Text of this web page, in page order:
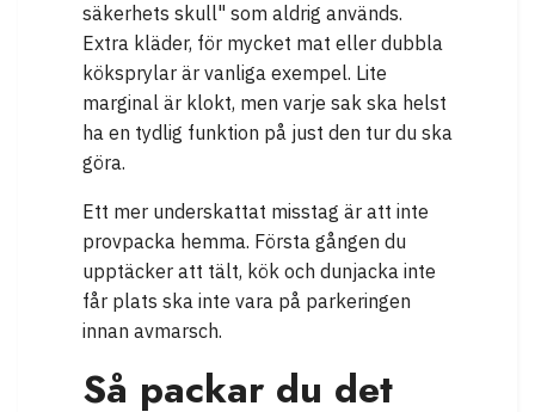
säkerhets skull" som aldrig används.
Extra kläder, för mycket mat eller dubbla
köksprylar är vanliga exempel. Lite
marginal är klokt, men varje sak ska helst
ha en tydlig funktion på just den tur du ska
göra.
Ett mer underskattat misstag är att inte
provpacka hemma. Första gången du
upptäcker att tält, kök och dunjacka inte
får plats ska inte vara på parkeringen
innan avmarsch.
Så packar du det